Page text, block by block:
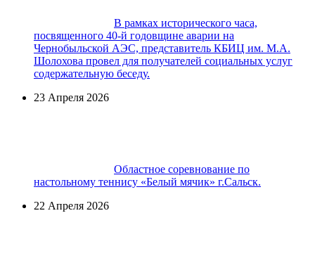
В рамках исторического часа,
посвященного 40-й годовщине аварии на
Чернобыльской АЭС, представитель КБИЦ им. М.А.
Шолохова провел для получателей социальных услуг
содержательную беседу.
23 Апреля 2026
Областное соревнование по
настольному теннису «Белый мячик» г.Сальск.
22 Апреля 2026